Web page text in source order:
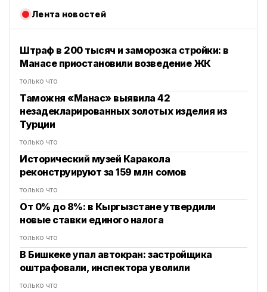
Лента новостей
Штраф в 200 тысяч и заморозка стройки: в
Манасе приостановили возведение ЖК
только что
Таможня «Манас» выявила 42
незадекларированных золотых изделия из
Турции
только что
Исторический музей Каракола
реконструируют за 159 млн сомов
только что
От 0% до 8%: в Кыргызстане утвердили
новые ставки единого налога
только что
В Бишкеке упал автокран: застройщика
оштрафовали, инспектора уволили
только что